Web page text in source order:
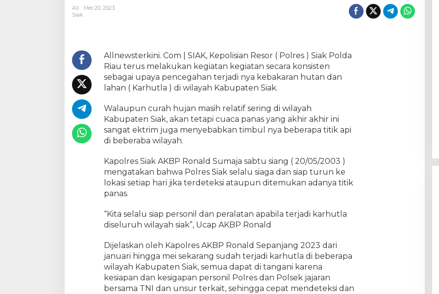
t
g
a
h
K
r
h
u
t
,
P
o
l
e
s
i
a
k
L
All
Mei 20, 2023
Siak
Allnewsterkini. Com | SIAK, Kepolisian Resor ( Polres ) Siak Polda
Riau terus melakukan kegiatan kegiatan secara konsisten
sebagai upaya pencegahan terjadi nya kebakaran hutan dan
lahan ( Karhutla ) di wilayah Kabupaten Siak.
Walaupun curah hujan masih relatif sering di wilayah
Kabupaten Siak, akan tetapi cuaca panas yang akhir akhir ini
sangat ektrim juga menyebabkan timbul nya beberapa titik api
di beberaba wilayah.
Kapolres Siak AKBP Ronald Sumaja sabtu siang ( 20/05/2003 )
mengatakan bahwa Polres Siak selalu siaga dan siap turun ke
lokasi setiap hari jika terdeteksi ataupun ditemukan adanya titik
panas.
“Kita selalu siap personil dan peralatan apabila terjadi karhutla
diseluruh wilayah siak”, Ucap AKBP Ronald
Dijelaskan oleh Kapolres AKBP Ronald Sepanjang 2023 dari
januari hingga mei sekarang sudah terjadi karhutla di beberapa
wilayah Kabupaten Siak, semua dapat di tangani karena
kesiapan dan kesigapan personil Polres dan Polsek jajaran
bersama TNI dan unsur terkait, sehingga cepat mendeteksi dan